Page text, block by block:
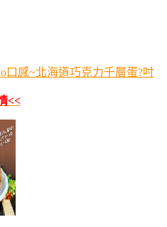
口感~北海道巧克力千層蛋?吋
<<